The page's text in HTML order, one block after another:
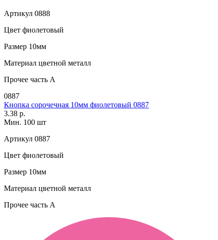
Артикул 0888
Цвет фиолетовый
Размер 10мм
Материал цветной металл
Прочее часть A
0887
Кнопка сорочечная 10мм фиолетовый 0887
3.38 р.
Мин. 100 шт
Артикул 0887
Цвет фиолетовый
Размер 10мм
Материал цветной металл
Прочее часть A